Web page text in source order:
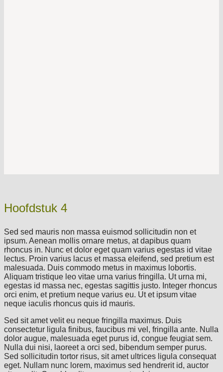
Hoofdstuk 4
Sed sed mauris non massa euismod sollicitudin non et
ipsum. Aenean mollis ornare metus, at dapibus quam
rhoncus in. Nunc et dolor eget quam varius egestas id vitae
lectus. Proin varius lacus et massa eleifend, sed pretium est
malesuada. Duis commodo metus in maximus lobortis.
Aliquam tristique leo vitae urna varius fringilla. Ut urna mi,
egestas id massa nec, egestas sagittis justo. Integer rhoncus
orci enim, et pretium neque varius eu. Ut et ipsum vitae
neque iaculis rhoncus quis id mauris.
Sed sit amet velit eu neque fringilla maximus. Duis
consectetur ligula finibus, faucibus mi vel, fringilla ante. Nulla
dolor augue, malesuada eget purus id, congue feugiat sem.
Nulla dui nisi, laoreet a orci sed, bibendum semper purus.
Sed sollicitudin tortor risus, sit amet ultrices ligula consequat
eget. Nullam nunc lorem, maximus sed hendrerit id, auctor